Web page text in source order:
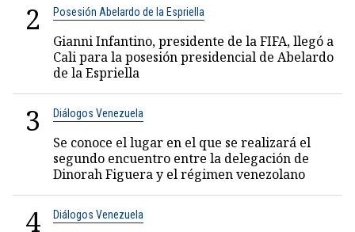
2 Posesión Abelardo de la Espriella
Gianni Infantino, presidente de la FIFA, llegó a
Cali para la posesión presidencial de Abelardo
de la Espriella
3 Diálogos Venezuela
Se conoce el lugar en el que se realizará el
segundo encuentro entre la delegación de
Dinorah Figuera y el régimen venezolano
4 Diálogos Venezuela